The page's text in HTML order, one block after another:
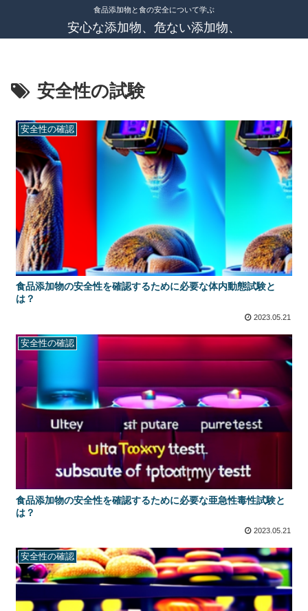
食品添加物と食の安全について学ぶ
安心な添加物、危ない添加物、
安全性の試験
安全性の確認
食品添加物の安全性を確認するために必要な体内動態試験と
は？
2023.05.21
安全性の確認
食品添加物の安全性を確認するために必要な亜急性毒性試験と
は？
2023.05.21
安全性の確認